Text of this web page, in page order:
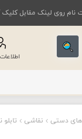
نام روی لینک مقابل کلیک
های دستی نقاشی